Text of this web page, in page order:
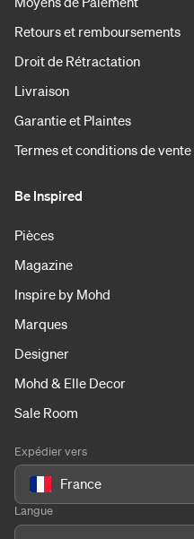
Retours et remboursements
Droit de Rétractation
Livraison
Garantie et Plaintes
Termes et conditions de vente
Be Inspired
Pièces
Magazine
Inspire by Mohd
Marques
Designer
Mohd & Elle Decor
Sale Room
Expédier vers
France
Langue